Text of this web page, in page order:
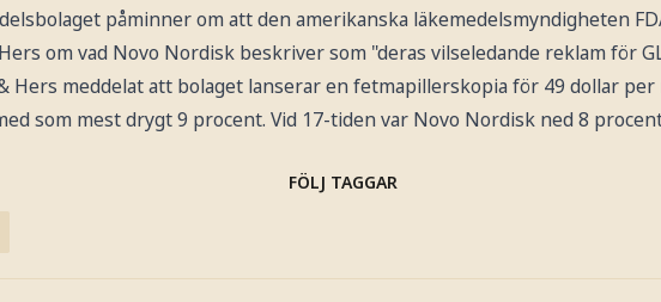
påminner om att den amerikanska läkemedelsmyndigheten
om vad Novo Nordisk beskriver som "deras vilseledande reklam för
Hers meddelat att bolaget lanserar en fetmapillerskopia för 49 dollar per
som mest drygt 9 procent. Vid 17-tiden var Novo Nordisk ned 8
FÖLJ TAGGAR